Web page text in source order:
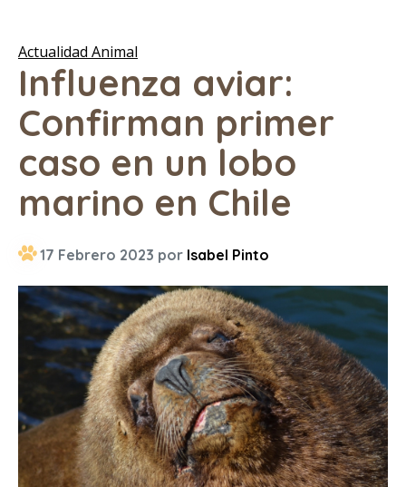
Actualidad Animal
Influenza aviar:
Confirman primer
caso en un lobo
marino en Chile
17 Febrero 2023 por Isabel Pinto